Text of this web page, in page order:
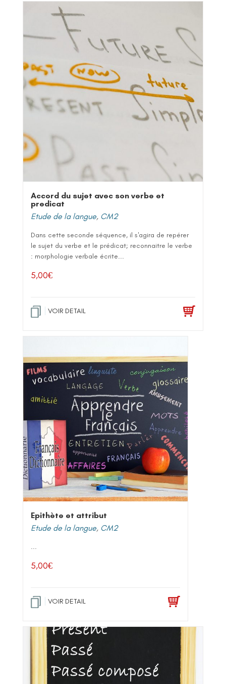
Accord du sujet avec son verbe et
predicat
Etude de la langue, CM2
Dans cette seconde séquence, il s'agira de repérer
le sujet du verbe et le prédicat; reconnaitre le verbe
: morphologie verbale écrite...
5,00€
VOIR DETAIL
Epithète et attribut
Etude de la langue, CM2
...
5,00€
VOIR DETAIL